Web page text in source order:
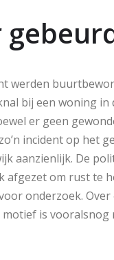
werden
bij een woning in
er geen
incident op het
aanzienlijk. De
afgezet om rust te
onderzoek. Over
is vooralsnog